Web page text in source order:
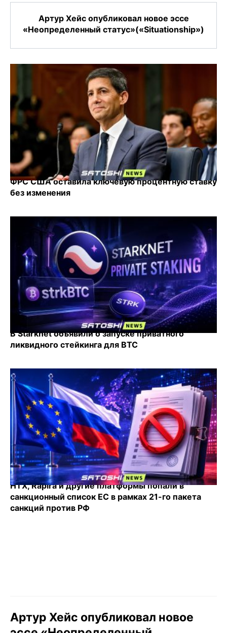
Артур Хейс опубликовал новое эссе
«Неопределенный статус»(«Situationship»)
ФРС США оставила ключевую процентную ставку
без изменения
В Starknet объявили о запуске приватного
ликвидного стейкинга для BTC
HTX, Rapira и другие платформы попали в
санкционный список ЕС в рамках 21-го пакета
санкций против РФ
Артур Хейс опубликовал новое